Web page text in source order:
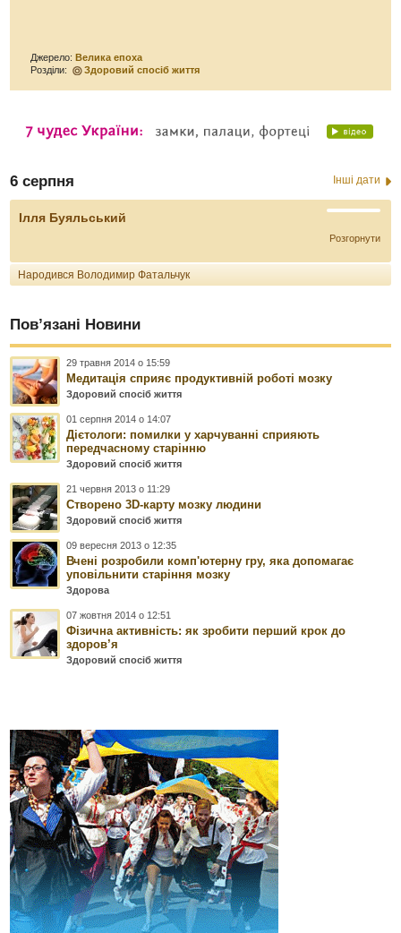
Джерело:Велика епоха
Розділи:
Здоровий спосіб життя
6 серпня Інші дати
Ілля Буяльський
Розгорнути
Народився Володимир Фатальчук
Пов’язані Новини
29 травня 2014 о 15:59
Медитація сприяє продуктивній роботі мозку
Здоровий спосіб життя
01 серпня 2014 о 14:07
Дієтологи: помилки у харчуванні сприяють
передчасному старінню
Здоровий спосіб життя
21 червня 2013 о 11:29
Створено 3D-карту мозку людини
Здоровий спосіб життя
09 вересня 2013 о 12:35
Вчені розробили комп'ютерну гру, яка допомагає
уповільнити старіння мозку
Здорова
07 жовтня 2014 о 12:51
Фізична активність: як зробити перший крок до
здоров’я
Здоровий спосіб життя